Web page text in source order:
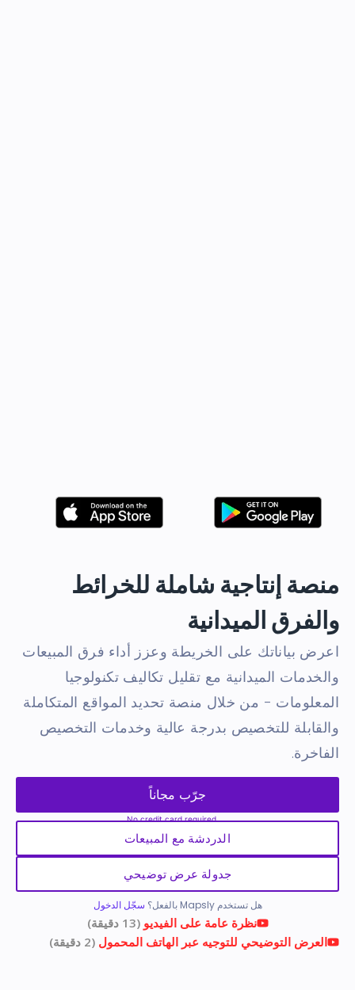
منصة إنتاجية شاملة للخرائط
والفرق الميدانية
اعرض بياناتك على الخريطة وعزز أداء فرق المبيعات
والخدمات الميدانية مع تقليل تكاليف تكنولوجيا
المعلومات - من خلال منصة تحديد المواقع المتكاملة
والقابلة للتخصيص بدرجة عالية وخدمات التخصيص
الفاخرة.
جرّب مجاناً
الدردشة مع المبيعات
جدولة عرض توضيحي
هل تستخدم Mapsly بالفعل؟ سجّل الدخول
نظرة عامة على الفيديو(13 دقيقة)
العرض التوضيحي للتوجيه عبر الهاتف المحمول (2 دقيقة)